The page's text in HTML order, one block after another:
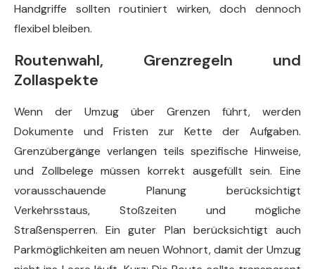
Handgriffe sollten routiniert wirken, doch dennoch
flexibel bleiben.
Routenwahl, Grenzregeln und
Zollaspekte
Wenn der Umzug über Grenzen führt, werden
Dokumente und Fristen zur Kette der Aufgaben.
Grenzübergänge verlangen teils spezifische Hinweise,
und Zollbelege müssen korrekt ausgefüllt sein. Eine
vorausschauende Planung berücksichtigt
Verkehrsstaus, Stoßzeiten und mögliche
Straßensperren. Ein guter Plan berücksichtigt auch
Parkmöglichkeiten am neuen Wohnort, damit der Umzug